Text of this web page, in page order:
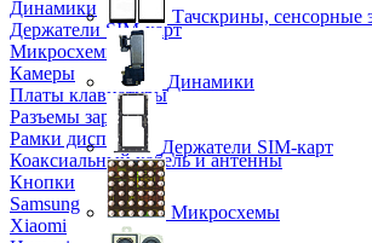
Динамики
Держатели SIM-карт
Микросхемы
Камеры
Платы клавиатуры
Разъемы зарядки
Рамки дисплея
Коаксиальный кабель и антенны
Кнопки
Samsung
Xiaomi
Тачскрины, сенсорные
Динамики
Держатели SIM-карт
Микросхемы